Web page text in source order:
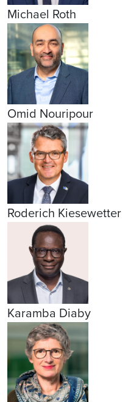
Michael Roth
Omid Nouripour
Roderich Kiesewetter
Karamba Diaby